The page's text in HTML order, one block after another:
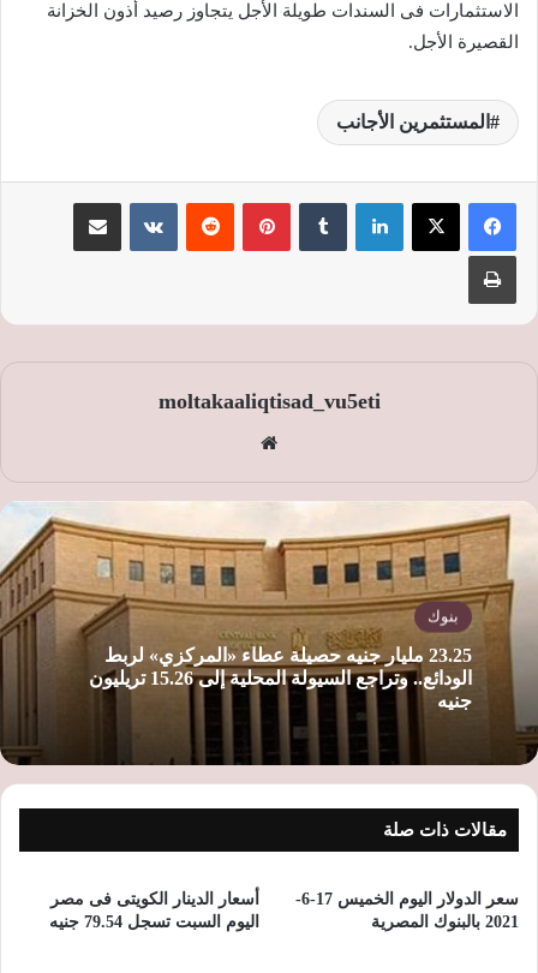
الاستثمارات فى السندات طويلة الأجل يتجاوز رصيد أذون الخزانة
القصيرة الأجل.
المستثمرين الأجانب
لينكدإن بينتيريست
moltakaaliqtisad_vu5eti
الوي
بنوك
23.25 مليار جنيه حصيلة عطاء «المركزي» لربط
الودائع.. وتراجع السيولة المحلية إلى 15.26 تريليون
جنيه
مقالات ذات صلة
سعر الدولار اليوم الخميس 17-6-
2021 بالبنوك المصرية
أسعار الدينار الكويتى فى مصر
اليوم السبت تسجل 79.54 جنيه